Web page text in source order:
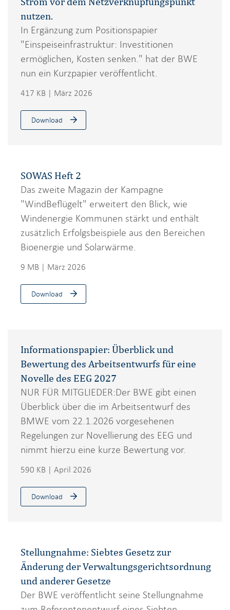
nutzen.
In Ergänzung zum Positionspapier
"Einspeiseinfrastruktur: Investitionen
ermöglichen, Kosten senken." hat der BWE
nun ein Kurzpapier veröffentlicht.
417 KB | März 2026
Download
SOWAS Heft 2
Das zweite Magazin der Kampagne
"WindBeflügelt" erweitert den Blick, wie
Windenergie Kommunen stärkt und enthält
zusätzlich Erfolgsbeispiele aus den Bereichen
Bioenergie und Solarwärme.
9 MB | März 2026
Download
Informationspapier: Überblick und
Bewertung des Arbeitsentwurfs für eine
Novelle des EEG 2027
NUR FÜR MITGLIEDER:Der BWE gibt einen
Überblick über die im Arbeitsentwurf des
BMWE vom 22.1.2026 vorgesehenen
Regelungen zur Novellierung des EEG und
nimmt hierzu eine kurze Bewertung vor.
590 KB | April 2026
Download
Stellungnahme: Siebtes Gesetz zur
Änderung der Verwaltungsgerichtsordnung
und anderer Gesetze
Der BWE veröffentlicht seine Stellungnahme